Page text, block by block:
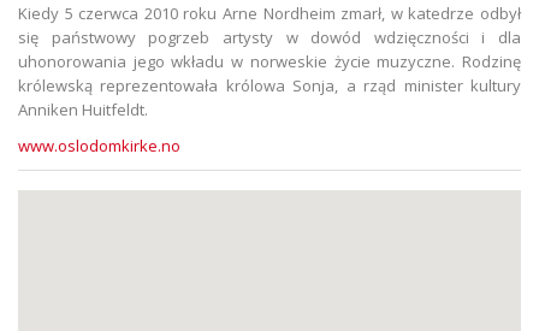
Kiedy 5 czerwca 2010 roku Arne Nordheim zmarł, w katedrze odbył
się państwowy pogrzeb artysty w dowód wdzięczności i dla
uhonorowania jego wkładu w norweskie życie muzyczne. Rodzinę
królewską reprezentowała królowa Sonja, a rząd minister kultury
Anniken Huitfeldt.
www.oslodomkirke.no